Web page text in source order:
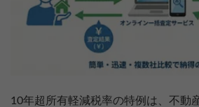
10年超所有軽減税率の特例は、不動